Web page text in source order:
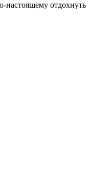
настоящему отдохнуть